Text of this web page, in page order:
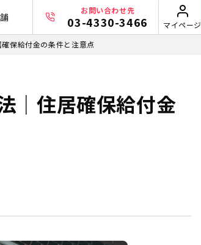
お問い合わせ先
03-4330-3466 マイページ
保給付金の条件と注意点
｜住居確保給付金